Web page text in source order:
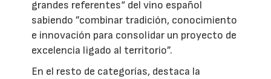
grandes referentes“ del vino español
sabiendo ”combinar tradición, conocimiento
e innovación para consolidar un proyecto de
excelencia ligado al territorio”.
En el resto de categorías, destaca la